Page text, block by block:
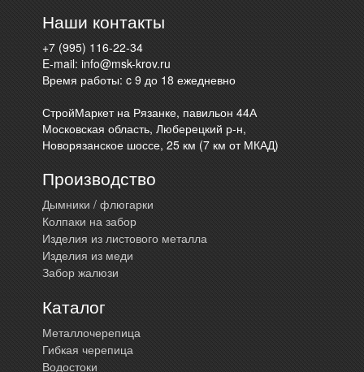
Наши контакты
+7 (995) 116-22-34
E-mail:info@msk-krov.ru
Время работы: c 9 до 18 ежедневно
СтройМаркет на Рязанке, павильон 44А
Московская область, Люберецкий р-н,
Новорязанское шоссе, 25 км (7 км от МКАД)
Производство
Дымники / флюгарки
Колпаки на забор
Изделия из листового металла
Изделия из меди
Забор жалюзи
Каталог
Металлочерепица
Гибкая черепица
Водостоки